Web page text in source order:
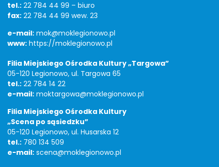
tel.: 22 784 44 99 – biuro
fax: 22 784 44 99 wew. 23
e-mail: mok@moklegionowo.pl
www: https://moklegionowo.pl
Filia Miejskiego Ośrodka Kultury „Targowa”
05-120 Legionowo, ul. Targowa 65
tel.: 22 784 14 22
e-mail: moktargowa@moklegionowo.pl
Filia Miejskiego Ośrodka Kultury
„Scena po sąsiedzku”
05-120 Legionowo, ul. Husarska 12
tel.: 780 134 509
e-mail: scena@moklegionowo.pl